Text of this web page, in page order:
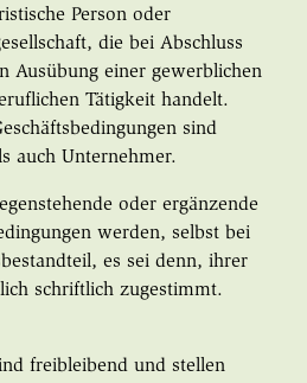
Person oder
die bei Abschluss
Ausübung einer gewerblichen
Tätigkeit handelt.
sind
auch Unternehmer.
oder ergänzende
werden, selbst bei
es sei denn, ihrer
schriftlich zugestimmt.
freibleibend und stellen